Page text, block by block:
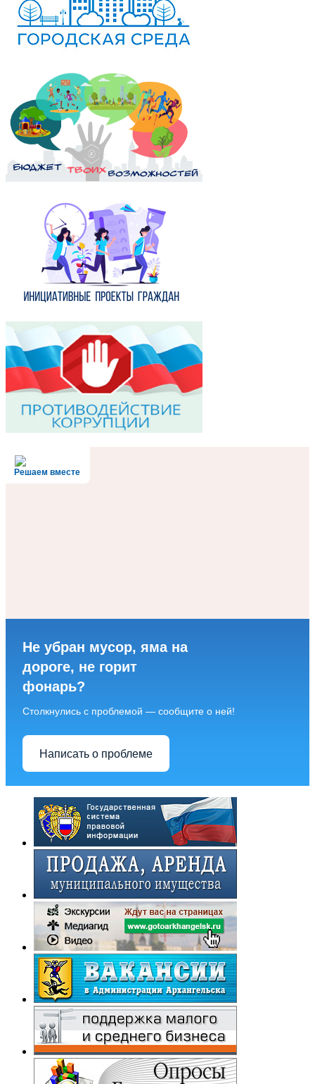
Решаем вместе
Не убран мусор, яма на
дороге, не горит
фонарь?
Столкнулись с проблемой — сообщите о ней!
Написать о проблеме